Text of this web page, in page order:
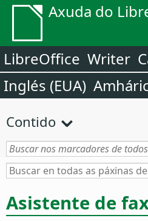
Axuda do
LibreOffice Writer
Inglés (EUA)
Contido
Asistente de